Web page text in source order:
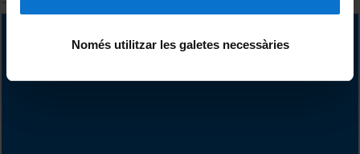
Només utilitzar les galetes necessàries